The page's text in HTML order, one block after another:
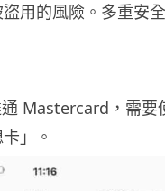
用的風險。多重安
Mastercard，需要
」。